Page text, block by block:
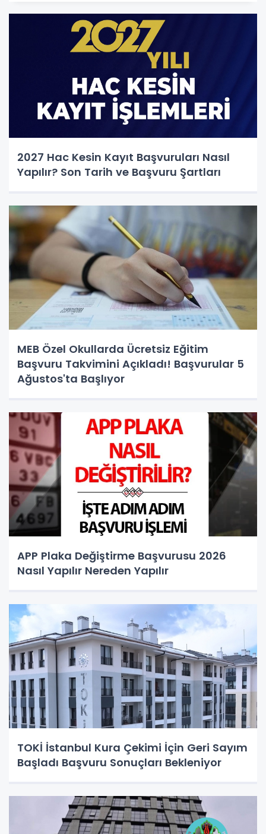
2027 Hac Kesin Kayıt Başvuruları Nasıl
Yapılır? Son Tarih ve Başvuru Şartları
MEB Özel Okullarda Ücretsiz Eğitim
Başvuru Takvimini Açıkladı! Başvurular 5
Ağustos'ta Başlıyor
APP Plaka Değiştirme Başvurusu 2026
Nasıl Yapılır Nereden Yapılır
TOKİ İstanbul Kura Çekimi İçin Geri Sayım
Başladı Başvuru Sonuçları Bekleniyor